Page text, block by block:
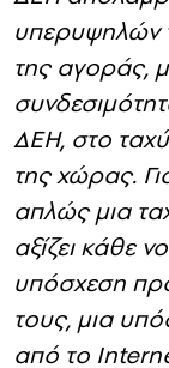
υπερυψηλών
της αγοράς,
ΔΕΗ, στο
της χώρας.
απλώς μια
αξίζει κάθε
υπόσχεση
τους, μια
από το